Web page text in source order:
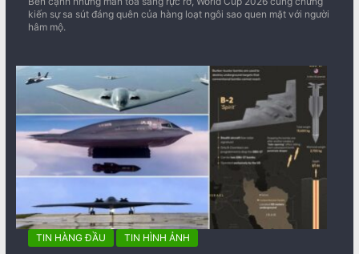
kiến sự sa sút đáng quên của hàng loạt ngôi sao quen mặt với người
hâm mộ.
TIN HÀNG ĐẦU TIN HÌNH ẢNH